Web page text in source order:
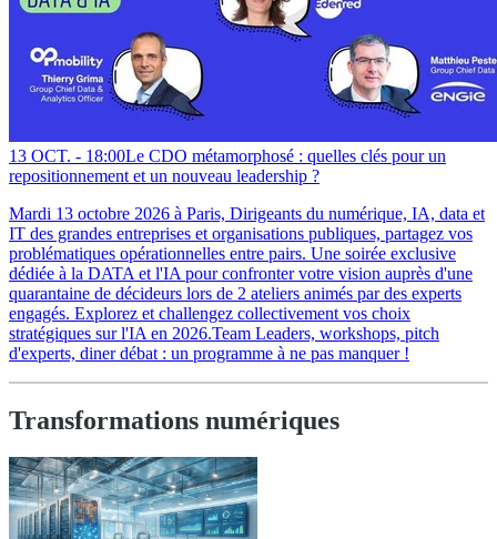
13 OCT. - 18:00Le CDO métamorphosé : quelles clés pour un
repositionnement et un nouveau leadership ?
Mardi 13 octobre 2026 à Paris, Dirigeants du numérique, IA, data et
IT des grandes entreprises et organisations publiques, partagez vos
problématiques opérationnelles entre pairs. Une soirée exclusive
dédiée à la DATA et l'IA pour confronter votre vision auprès d'une
quarantaine de décideurs lors de 2 ateliers animés par des experts
engagés. Explorez et challengez collectivement vos choix
stratégiques sur l'IA en 2026.Team Leaders, workshops, pitch
d'experts, diner débat : un programme à ne pas manquer !
Transformations numériques